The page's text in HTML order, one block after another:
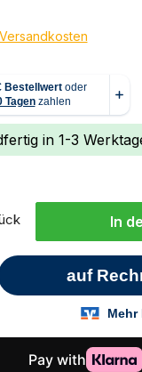
in 1-3
gewünschten Wert
In